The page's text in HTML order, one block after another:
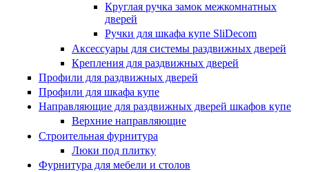
Круглая ручка замок межкомнатных
дверей
Ручки для шкафа купе SliDecom
Аксессуары для системы раздвижных дверей
Крепления для раздвижных дверей
Профили для раздвижных дверей
Профили для шкафа купе
Направляющие для раздвижных дверей шкафов купе
Верхние направляющие
Строительная фурнитура
Люки под плитку
Фурнитура для мебели и столов